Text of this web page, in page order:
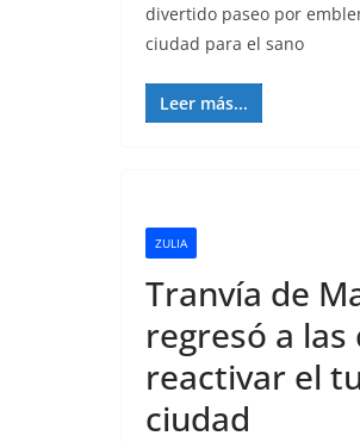
divertido paseo por
ciudad para el sano
Leer más...
ZULIA
Tranvía de
regresó a las
reactivar el
ciudad